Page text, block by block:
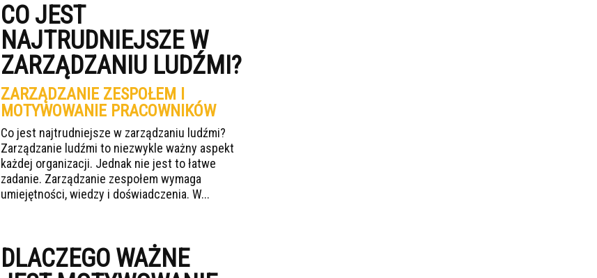
CO JEST
NAJTRUDNIEJSZE W
ZARZĄDZANIU LUDŹMI?
ZARZĄDZANIE ZESPOŁEM I
MOTYWOWANIE PRACOWNIKÓW
Co jest najtrudniejsze w zarządzaniu ludźmi?
Zarządzanie ludźmi to niezwykle ważny aspekt
każdej organizacji. Jednak nie jest to łatwe
zadanie. Zarządzanie zespołem wymaga
umiejętności, wiedzy i doświadczenia. W...
DLACZEGO WAŻNE